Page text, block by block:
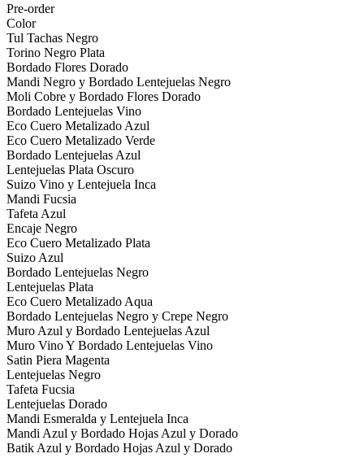
Pre-order
Color
Tul Tachas Negro
Torino Negro Plata
Bordado Flores Dorado
Mandi Negro y Bordado Lentejuelas Negro
Moli Cobre y Bordado Flores Dorado
Bordado Lentejuelas Vino
Eco Cuero Metalizado Azul
Eco Cuero Metalizado Verde
Bordado Lentejuelas Azul
Lentejuelas Plata Oscuro
Suizo Vino y Lentejuela Inca
Mandi Fucsia
Tafeta Azul
Encaje Negro
Eco Cuero Metalizado Plata
Suizo Azul
Bordado Lentejuelas Negro
Lentejuelas Plata
Eco Cuero Metalizado Aqua
Bordado Lentejuelas Negro y Crepe Negro
Muro Azul y Bordado Lentejuelas Azul
Muro Vino Y Bordado Lentejuelas Vino
Satin Piera Magenta
Lentejuelas Negro
Tafeta Fucsia
Lentejuelas Dorado
Mandi Esmeralda y Lentejuela Inca
Mandi Azul y Bordado Hojas Azul y Dorado
Batik Azul y Bordado Hojas Azul y Dorado